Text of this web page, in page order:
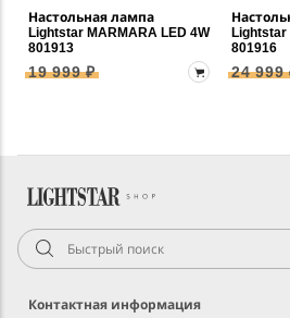
Настольная лампа
Lightstar MARMARA LED 4W
801913
19 999 ₽
Lightstar
801916
24 999
Контактная информация